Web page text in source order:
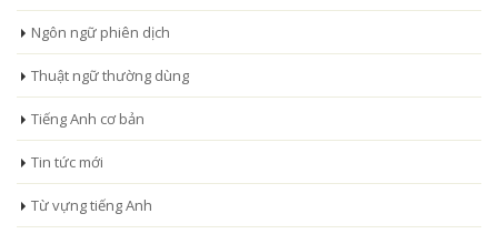
Ngôn ngữ phiên dịch
Thuật ngữ thường dùng
Tiếng Anh cơ bản
Tin tức mới
Từ vựng tiếng Anh